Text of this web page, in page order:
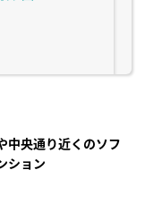
中央通り近くのソフ
ション